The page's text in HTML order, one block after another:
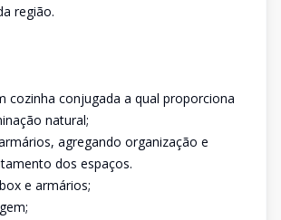
região.
cozinha conjugada a qual proporciona
natural;
agregando organização e
dos espaços.
e armários;